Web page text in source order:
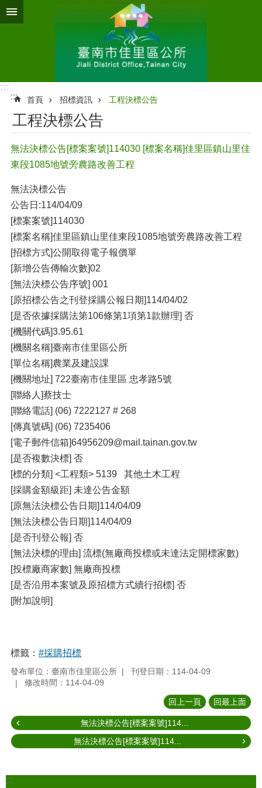
跳到主要內容區塊
:::
:::
首頁 招標資訊 工程決標公告
工程決標公告
無法決標公告[標案案號]114030 [標案名稱]佳里區鎮山里佳
東段1085地號旁農路改善工程
無法決標公告
公告日:114/04/09
[標案案號]114030
[標案名稱]佳里區鎮山里佳東段1085地號旁農路改善工程
[招標方式]公開取得電子報價單
[新增公告傳輸次數]02
[無法決標公告序號] 001
[原招標公告之刊登採購公報日期]114/04/02
[是否依據採購法第106條第1項第1款辦理] 否
[機關代碼]3.95.61
[機關名稱]臺南市佳里區公所
[單位名稱]農業及建設課
[機關地址] 722臺南市佳里區 忠孝路5號
[聯絡人]蔡技士
[聯絡電話] (06) 7222127 # 268
[傳真號碼] (06) 7235406
[電子郵件信箱]64956209@mail.tainan.gov.tw
[是否複數決標] 否
[標的分類] <工程類> 5139 其他土木工程
[採購金額級距] 未達公告金額
[原無法決標公告日期]114/04/09
[無法決標公告日期]114/04/09
[是否刊登公報] 否
[無法決標的理由] 流標(無廠商投標或未達法定開標家數)
[投標廠商家數] 無廠商投標
[是否沿用本案號及原招標方式續行招標] 否
[附加說明]
標籤： #採購招標
發布單位：臺南市佳里區公所
刊登日期：114-04-09
修改時間：114-04-09
回上一頁 回最上面
無法決標公告[標案案號]114...
無法決標公告[標案案號]114...
:::